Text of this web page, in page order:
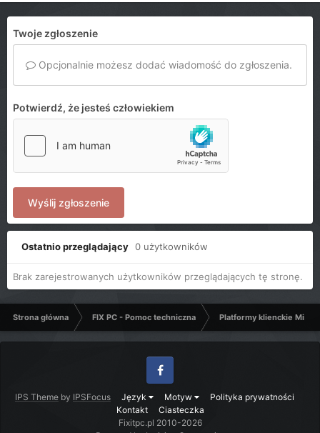
Twoje zgłoszenie
Opcjonalnie możesz dodać wiadomość do zgłoszenia.
Potwierdź, że jesteś człowiekiem
Wyślij zgłoszenie
Ostatnio przeglądający 0 użytkowników
Brak zarejestrowanych użytkowników przeglądających tę stronę.
Strona główna FIX PC - Pomoc techniczna Platformy klienckie
IPS Theme by IPSFocus Język Motyw
Polityka prywatności
Kontakt
Ciasteczka
Facebook
Fixitpc.pl 2010-2026